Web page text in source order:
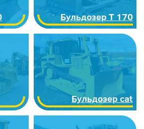
Бульдозер Т 170
Бульдозер cat